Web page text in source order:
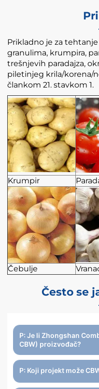
Prikladno je za
granulima, krumpira,
trešnjevih paradajza,
piletinjeg krila/korena/
člankom 21. stavkom 1.
Krumpir
Čebulje
Često se
P: Je li Zhongshan
CBW) proizvođač?
P: Koji projekt može